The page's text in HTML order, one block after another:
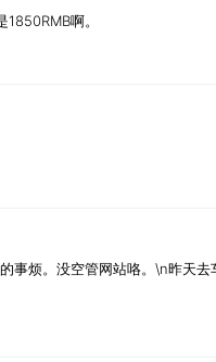
啊。
烦。没空管网站咯。\n昨天